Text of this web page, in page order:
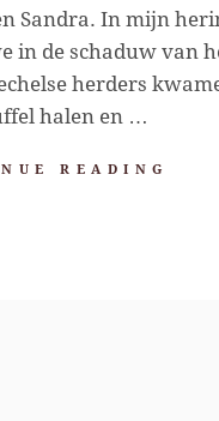
Sandra. In mijn
in de schaduw van
herders
halen en …
READING